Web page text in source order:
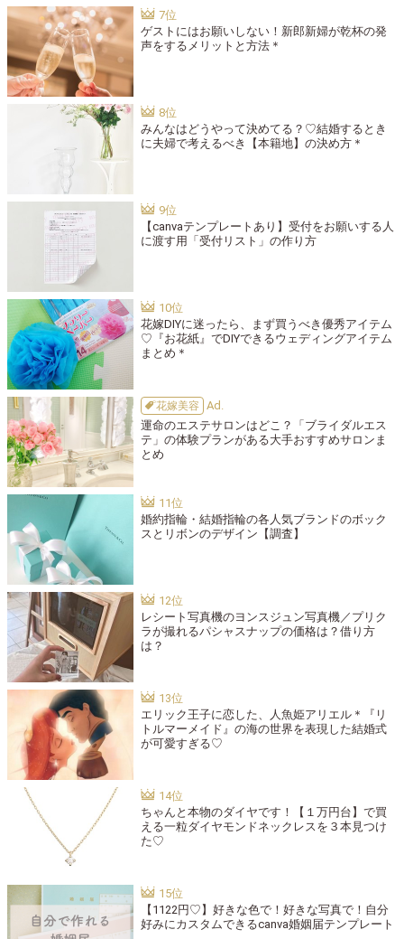
ゲストにはお願いしない！新郎新婦が乾杯の発
声をするメリットと方法＊
みんなはどうやって決めてる？♡結婚するとき
に夫婦で考えるべき【本籍地】の決め方＊
【canvaテンプレートあり】受付をお願いする人
に渡す用「受付リスト」の作り方
花嫁DIYに迷ったら、まず買うべき優秀アイテム
♡『お花紙』でDIYできるウェディングアイテム
まとめ＊
花嫁美容
運命のエステサロンはどこ？「ブライダルエス
テ」の体験プランがある大手おすすめサロンま
とめ
婚約指輪・結婚指輪の各人気ブランドのボック
スとリボンのデザイン【調査】
レシート写真機のヨンスジュン写真機／プリク
ラが撮れるパシャスナップの価格は？借り方
は？
エリック王子に恋した、人魚姫アリエル＊『リ
トルマーメイド』の海の世界を表現した結婚式
が可愛すぎる♡
ちゃんと本物のダイヤです！【１万円台】で買
える一粒ダイヤモンドネックレスを３本見つけ
た♡
【1122円♡】好きな色で！好きな写真で！自分
好みにカスタムできるcanva婚姻届テンプレート